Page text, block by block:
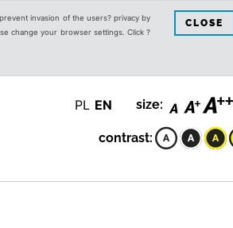
invasion of the users? privacy by
change your browser settings. Click ?
CLOSE
PL EN size:
contrast: